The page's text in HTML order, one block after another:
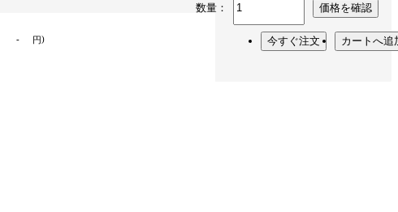
- 円)
数量： 価格を確認
今すぐ注文 カートへ追